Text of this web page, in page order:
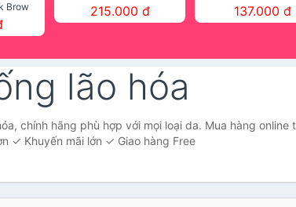
Brow
Shop
Mist The Face Shop 150ml
215.000 đ
Tint fgmt The Face
137.000 đ
lão hóa
chính hãng phù hợp với mọi loại da. Mua hàng online
✓ Khuyến mãi lớn ✓ Giao hàng Free